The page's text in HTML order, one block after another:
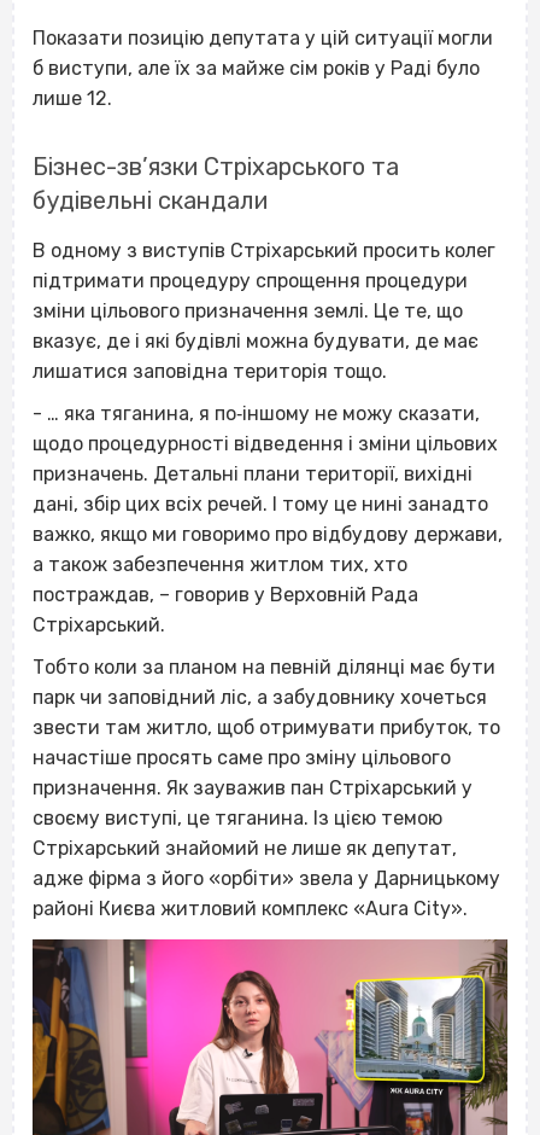
Показати позицію депутата у цій ситуації могли
б виступи, але їх за майже сім років у Раді було
лише 12.
Бізнес-зв’язки Стріхарського та
будівельні скандали
В одному з виступів Стріхарський просить колег
підтримати процедуру спрощення процедури
зміни цільового призначення землі. Це те, що
вказує, де і які будівлі можна будувати, де має
лишатися заповідна територія тощо.
- … яка тяганина, я по‐іншому не можу сказати,
щодо процедурності відведення і зміни цільових
призначень. Детальні плани території, вихідні
дані, збір цих всіх речей. І тому це нині занадто
важко, якщо ми говоримо про відбудову держави,
а також забезпечення житлом тих, хто
постраждав, – говорив у Верховній Рада
Стріхарський.
Тобто коли за планом на певній ділянці має бути
парк чи заповідний ліс, а забудовнику хочеться
звести там житло, щоб отримувати прибуток, то
начастіше просять саме про зміну цільового
призначення. Як зауважив пан Стріхарський у
своєму виступі, це тяганина. Із цією темою
Стріхарський знайомий не лише як депутат,
адже фірма з його «орбіти» звела у Дарницькому
районі Києва житловий комплекс «Aura City».